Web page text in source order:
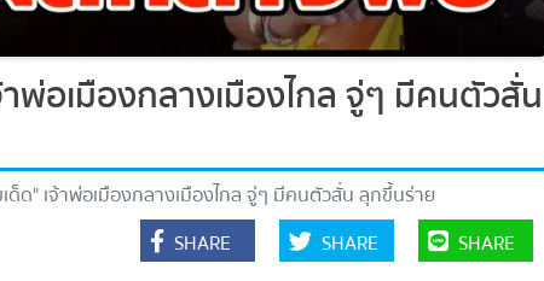
าพ่อเมืองกลางเมืองไกล จู่ๆ มีคนตัวสั่น
ด็ด" เจ้าพ่อเมืองกลางเมืองไกล จู่ๆ มีคนตัวสั่น ลุกขึ้นร่าย
SHARE SHARE SHARE